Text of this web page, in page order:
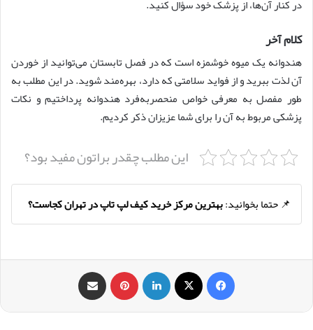
در کنار آن‌ها، از پزشک خود سؤال کنید.
کلام آخر
هندوانه یک میوه‌ خوشمزه است که در فصل تابستان می‌توانید از خوردن
آن لذت ببرید و از فواید سلامتی که دارد، بهره‌مند شوید. در این مطلب به
طور مفصل به معرفی خواص منحصربه‌فرد هندوانه پرداختیم و نکات
پزشکی مربوط به آن را برای شما عزیزان ذکر کردیم.
این مطلب چقدر براتون مفید بود؟
📌 حتما بخوانید:بهترین مرکز خرید کیف لپ تاپ در تهران کجاست؟
فیس بوک ‫پین‌ترست